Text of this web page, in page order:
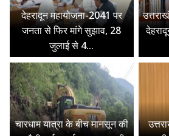
देहरादून महायोजना-2041 पर
जनता से फिर मांगे सुझाव, 28
जुलाई से 4...
चारधाम यात्रा के बीच मानसून की